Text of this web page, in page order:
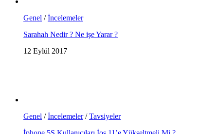
Genel /İncelemeler
Sarahah Nedir ? Ne işe Yarar ?
12 Eylül 2017
Genel /İncelemeler/Tavsiyeler